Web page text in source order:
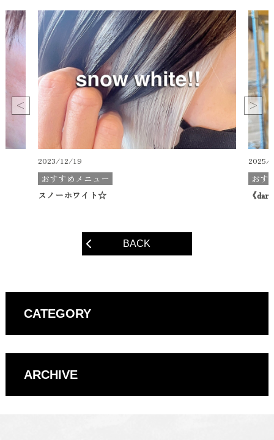
2023/12/19
おすすめメニュー
スノーホワイト☆
2025/
おす
《
BACK
CATEGORY
ARCHIVE